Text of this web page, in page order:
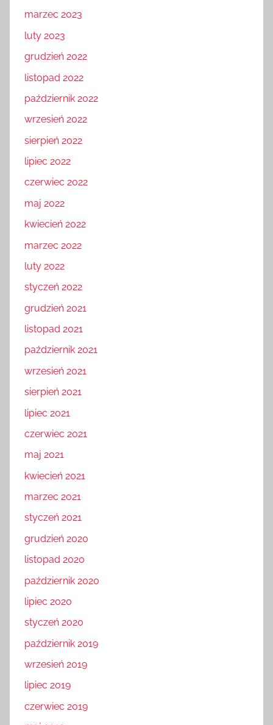
marzec 2023
luty 2023
grudzień 2022
listopad 2022
październik 2022
wrzesień 2022
sierpień 2022
lipiec 2022
czerwiec 2022
maj 2022
kwiecień 2022
marzec 2022
luty 2022
styczeń 2022
grudzień 2021
listopad 2021
październik 2021
wrzesień 2021
sierpień 2021
lipiec 2021
czerwiec 2021
maj 2021
kwiecień 2021
marzec 2021
styczeń 2021
grudzień 2020
listopad 2020
październik 2020
lipiec 2020
styczeń 2020
październik 2019
wrzesień 2019
lipiec 2019
czerwiec 2019